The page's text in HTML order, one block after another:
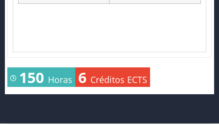
150 Horas 6 Créditos ECTS